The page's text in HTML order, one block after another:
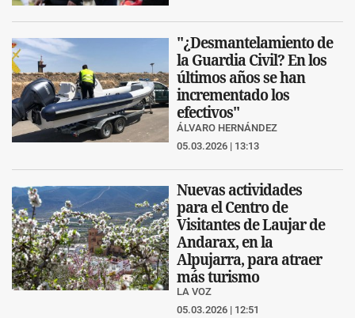
"¿Desmantelamiento de
la Guardia Civil? En los
últimos años se han
incrementado los
efectivos"
ÁLVARO HERNÁNDEZ
05.03.2026 | 13:13
Nuevas actividades
para el Centro de
Visitantes de Laujar de
Andarax, en la
Alpujarra, para atraer
más turismo
LA VOZ
05.03.2026 | 12:51